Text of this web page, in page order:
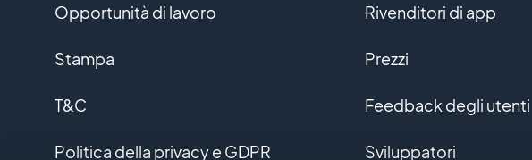
Opportunità di lavoro
Stampa
T&C
Politica della privacy e GDPR
Rivenditori di app
Prezzi
Feedback degli utenti
Sviluppatori